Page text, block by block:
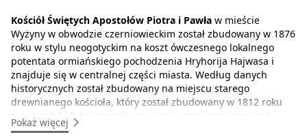
Kościół Świętych Apostołów Piotra i Pawła w mieście
Wyżyny w obwodzie czerniowieckim został zbudowany w 1876
roku w stylu neogotyckim na koszt ówczesnego lokalnego
potentata ormiańskiego pochodzenia Hryhorija Hajwasa i
znajduje się w centralnej części miasta. Według danych
historycznych został zbudowany na miejscu starego
drewnianego kościoła, który został zbudowany w 1812 roku
przez polskich imigrantów na ziemi przyznanej im przez
Cesarstwo Austro-Węgierskie w celu kolonizacji i polonizacji
Pokaż więcej